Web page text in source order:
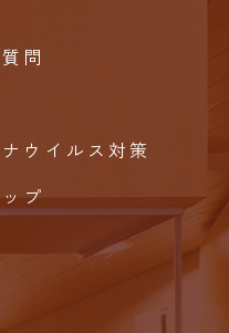
問
ウイルス対策
プ